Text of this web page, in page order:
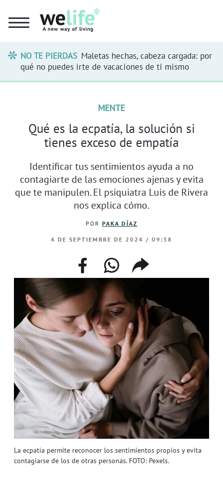
NO TE PIERDAS Maletas hechas, cabeza cargada: por
qué no puedes irte de vacaciones de ti mismo
La ecpatía permite reconocer los sentimientos propios y evita
contagiarse de los de otras personas. FOTO: Pexels.
MENTE
Qué es la ecpatía, la solución si
tienes exceso de empatía
Identificar tus sentimientos ayuda a no
contagiarte de las emociones ajenas y evita
que te manipulen. El psiquiatra Luis de Rivera
nos explica cómo.
POR PAKA DÍAZ
4 DE SEPTIEMBRE DE 2024 / 09:38
facebookwhatsappcompartir
enlace